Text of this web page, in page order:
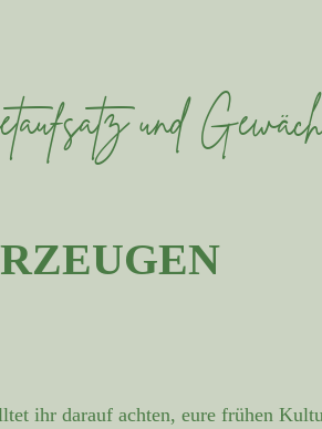
und
ihr darauf achten, eure frühen